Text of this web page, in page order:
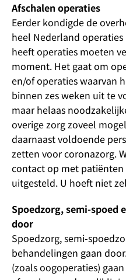
Afschalen operaties
Eerder kondigde de
heel Nederland operaties
heeft operaties moeten
moment. Het gaat om
en/of operaties waarvan
binnen zes weken uit te
maar helaas
overige zorg zoveel
daarnaast voldoende
zetten voor coronazorg.
contact op met
uitgesteld. U hoeft niet
Spoedzorg, semi-spoed
door
Spoedzorg, semi-
behandelingen gaan
(zoals oogoperaties)